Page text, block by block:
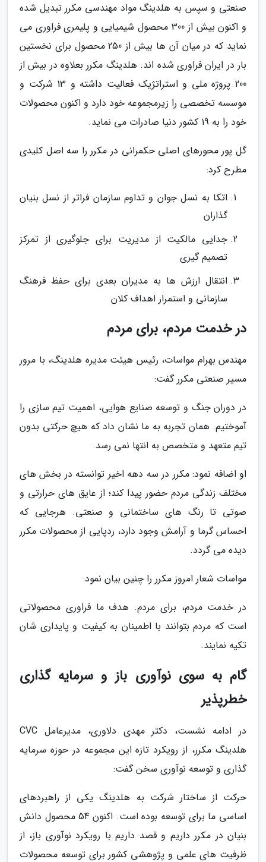
صنعتی و سپس به هلدینگ مواد مهندسی مکرر تبدیل شده
و اکنون بیش از 300 محصول شیمیایی و پلیمری فراوری می
نماید که در میان آن ها بیش از 250 محصول برای نخستین
بار در ایران فراوری شده اند. هلدینگ مکرر بعلاوه در بیش از
200 پروژه ملی و استراتژیک فعالیت داشته و 13 شرکت و
موسسه تخصصی را زیرمجموعه خود دارد و اکنون محصولات
خود را به 19 کشور دنیا صادرات می نماید.
گل پور محورهای اصلی حکمرانی در مکرر را سه اصل کلیدی
مطرح کرد:
اتکا به نسل جوان و تداوم سازمان فراتر از نسل بنیان
گذاران
جدایی مالکیت از مدیریت برای جلوگیری از تمرکز
تصمیم گیری
انتقال ارزش ها به مدیران بعدی برای حفظ فرهنگ
سازمانی و استمرار اهداف کلان
در خدمت مردم، برای مردم
مهندس بهرام مواسات، رئیس هیئت مدیره هلدینگ، با مرور
مسیر صنعتی مکرر گفت:
در دوران جنگ و توسعه صنایع هوایی، اهمیت تیم سازی را
آموختیم. همان تجربه به ما نشان داد که هیچ حرکتی بدون
تیم متعهد و متخصص به انتها نمی رسد.
او اضافه نمود: مکرر در سه دهه اخیر توانسته در بخش های
مختلف زندگی مردم حضور پیدا کند؛ از عایق های حرارتی و
صوتی تا رنگ های ساختمانی و صنعتی. هرجایی که
احساس گرما و آرامش وجود دارد، ردپایی از محصولات مکرر
دیده می گردد.
مواسات شعار امروز مکرر را چنین بیان نمود:
در خدمت مردم، برای مردم. هدف ما فراوری محصولاتی
است که مردم بتوانند با اطمینان به کیفیت و پایداری شان
تکیه نمایند.
گام به سوی نوآوری باز و سرمایه گذاری
خطرپذیر
در ادامه نشست، دکتر مهدی دلاوری، مدیرعامل CVC
هلدینگ مکرر، از رویکرد تازه این مجموعه در حوزه سرمایه
گذاری و توسعه نوآوری سخن گفت:
حرکت از ساختار شرکت به هلدینگ یکی از راهبردهای
اساسی ما برای توسعه بوده است. اکنون 54 محصول دانش
بنیان در مکرر داریم و قصد داریم با رویکرد نوآوری باز، از
ظرفیت های علمی و پژوهشی کشور برای توسعه محصولات